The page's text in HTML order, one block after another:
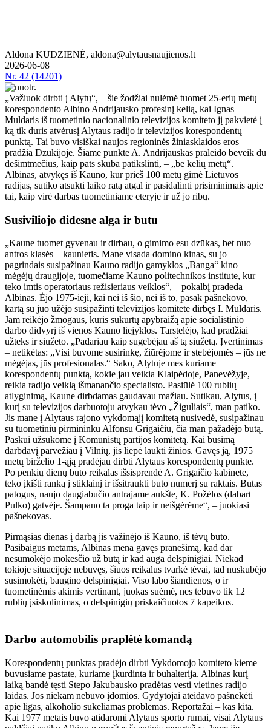
Aldona KUDZIENĖ, aldona@alytausnaujienos.lt
2026-06-08
Nr. 42 (14201)
„Važiuok dirbti į Alytų“, – šie žodžiai nulėmė tuomet 25-erių metų
korespondento Albino Andrijausko profesinį kelią, kai Ignas
Muldaris iš tuometinio nacionalinio televizijos komiteto jį pakvietė į
ką tik duris atvėrusį Alytaus radijo ir televizijos korespondentų
punktą. Tai buvo visiškai naujos regioninės žiniasklaidos eros
pradžia Dzūkijoje. Šiame punkte A. Andrijauskas praleido beveik du
dešimtmečius, kaip pats skuba patikslinti, – „be kelių metų“.
Albinas, atvykęs iš Kauno, kur prieš 100 metų gimė Lietuvos
radijas, sutiko atsukti laiko ratą atgal ir pasidalinti prisiminimais apie
tai, kaip virė darbas tuometiniame eteryje ir už jo ribų.
Susiviliojo didesne alga ir butu
„Kaune tuomet gyvenau ir dirbau, o gimimo esu dzūkas, bet nuo
antros klasės – kaunietis. Mane visada domino kinas, su jo
pagrindais susipažinau Kauno radijo gamyklos „Banga“ kino
mėgėjų draugijoje, tuomečiame Kauno politechnikos institute, kur
teko imtis operatoriaus režisieriaus veiklos“, – pokalbį pradeda
Albinas. Ėjo 1975-ieji, kai nei iš šio, nei iš to, pasak pašnekovo,
kartą su juo užėjo susipažinti televizijos komitete dirbęs I. Muldaris.
Jam reikėjo žmogaus, kuris sukurtų apybraižą apie socialistinio
darbo didvyrį iš vienos Kauno liejyklos. Tarstelėjo, kad pradžiai
užteks ir siužeto. „Padariau kaip sugebėjau aš tą siužetą. Įvertinimas
– netikėtas: „Visi buvome susirinkę, žiūrėjome ir stebėjomės – jūs ne
mėgėjas, jūs profesionalas.“ Sako, Alytuje mes kuriame
korespondentų punktą, kokie jau veikia Klaipėdoje, Panevėžyje,
reikia radijo veiklą išmanančio specialisto. Pasiūlė 100 rublių
atlyginimą, Kaune dirbdamas gaudavau mažiau. Sutikau, Alytus, į
kurį su televizijos darbuotoju atvykau tėvo „Žiguliais“, man patiko.
Jis mane į Alytaus rajono vykdomąjį komitetą nusivedė, susipažinau
su tuometiniu pirmininku Alfonsu Grigaičiu, čia man pažadėjo butą.
Paskui užsukome į Komunistų partijos komitetą. Kai būsimą
darbdavį parvežiau į Vilnių, jis liepė laukti žinios. Gavęs ją, 1975
metų birželio 1-ąją pradėjau dirbti Alytaus korespondentų punkte.
Po penkių dienų buto reikalas išsisprendė A. Grigaičio kabinete,
teko įkišti ranką į stiklainį ir išsitraukti buto numerį su raktais. Butas
patogus, naujo daugiabučio antrajame aukšte, K. Požėlos (dabart
Pulko) gatvėje. Šampano ta proga taip ir neišgėrėme“, – juokiasi
pašnekovas.
Pirmąsias dienas į darbą jis važinėjo iš Kauno, iš tėvų buto.
Pasibaigus metams, Albinas mena gavęs pranešimą, kad dar
nesumokėjo mokesčio už butą ir kad auga delspinigiai. Niekad
tokioje situacijoje nebuvęs, šiuos reikalus tvarkė tėvai, tad nuskubėjo
susimokėti, baugino delspinigiai. Viso labo šiandienos, o ir
tuometinėmis akimis vertinant, juokas suėmė, nes tebuvo tik 12
rublių įsiskolinimas, o delspinigių priskaičiuotos 7 kapeikos.
Darbo automobilis praplėtė komandą
Korespondentų punktas pradėjo dirbti Vykdomojo komiteto kieme
buvusiame pastate, kuriame įkurdinta ir buhalterija. Albinas kurį
laiką bandė tęsti Stepo Jakubausko pradėtas vesti vietines radijo
laidas. Jos niekam nebuvo įdomios. Gydytojai ateidavo pašnekėti
apie ligas, alkoholio sukeliamas problemas. Reportažai – kas kita.
Kai 1977 metais buvo atidaromi Alytaus sporto rūmai, visai Alytaus